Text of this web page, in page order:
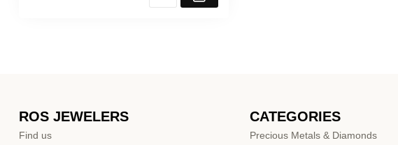
ROS JEWELERS
Find us
CATEGORIES
Precious Metals & Diamonds